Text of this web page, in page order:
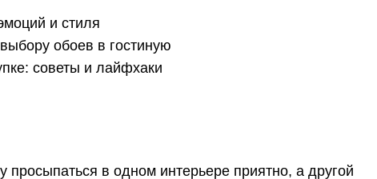
и стиля
обоев в гостиную
советы и лайфхаки
в одном интерьере приятно, а другой